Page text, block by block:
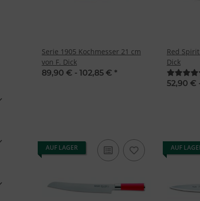
Serie 1905 Kochmesser 21 cm
von F. Dick
89,90 € - 102,85 € *
Red
Dick
52,90 €
AUF LAGER AUF